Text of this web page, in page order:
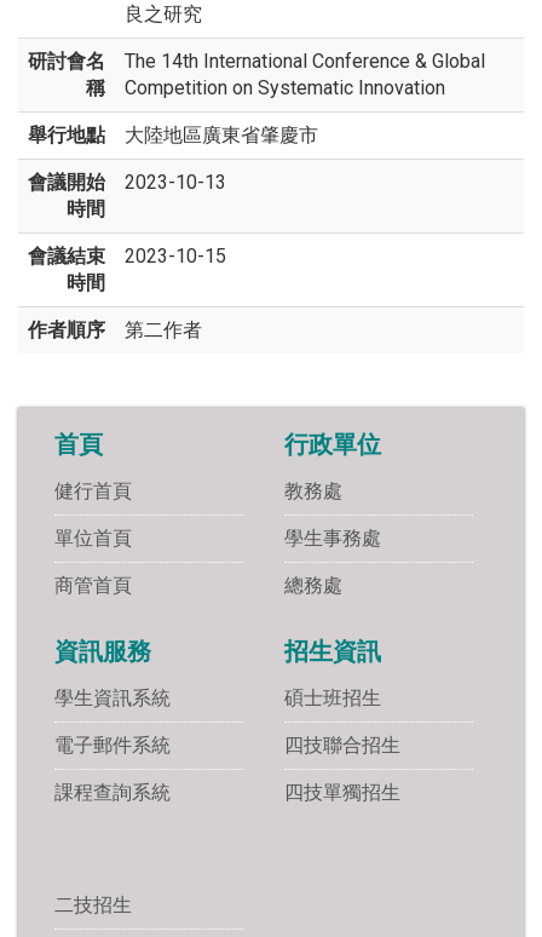
良之研究
研討會名
稱
The 14th International Conference & Global
Competition on Systematic Innovation
舉行地點 大陸地區廣東省肇慶市
會議開始
時間
2023-10-13
會議結束
時間
2023-10-15
作者順序 第二作者
首頁
健行首頁
單位首頁
商管首頁
行政單位
教務處
學生事務處
總務處
資訊服務
學生資訊系統
電子郵件系統
課程查詢系統
招生資訊
碩士班招生
四技聯合招生
四技單獨招生
二技招生